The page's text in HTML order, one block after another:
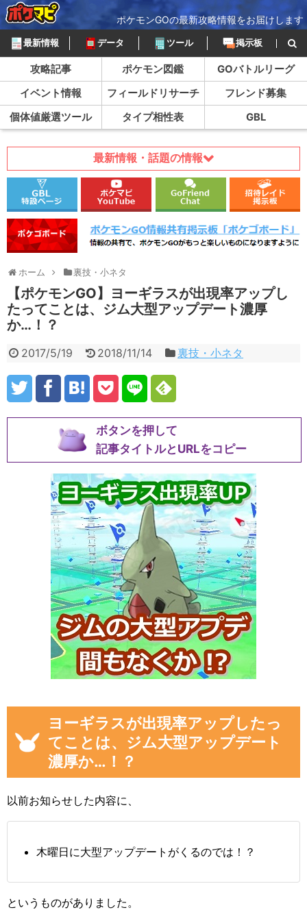
ポケモンGOの最新攻略情報をお届けします
最新情報 データ ツール 掲示板
攻略記事 ポケモン図鑑
GOバトルリーグ
イベント情報
フィールドリサーチ
フレンド募集
個体値厳選ツール
タイプ相性表 GBL
最新情報・話題の情報
ホーム 裏技・小ネタ
【ポケモンGO】ヨーギラスが出現率アップし
たってことは、ジム大型アップデート濃厚
か…！？
2017/5/19 2018/11/14 裏技・小ネタ
ボタンを押して
記事タイトルとURLをコピー
ヨーギラスが出現率アップしたっ
てことは、ジム大型アップデート
濃厚か…！？
以前お知らせした内容に、
木曜日に大型アップデートがくるのでは！？
というものがありました。